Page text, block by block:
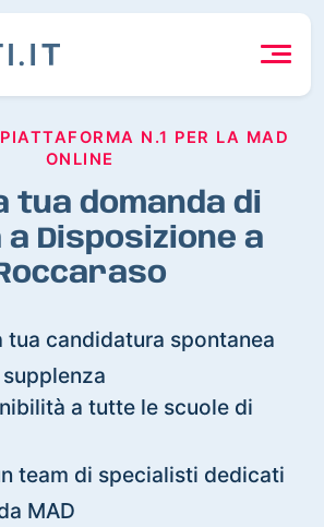
N.1 PER LA MAD
ONLINE
tua domanda di
a Disposizione a
tua candidatura spontanea
a tutte le scuole di
team di specialisti dedicati
MAD